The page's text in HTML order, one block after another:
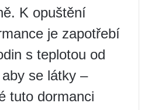
K opuštění
je zapotřebí
s teplotou od
se látky –
tuto dormanci